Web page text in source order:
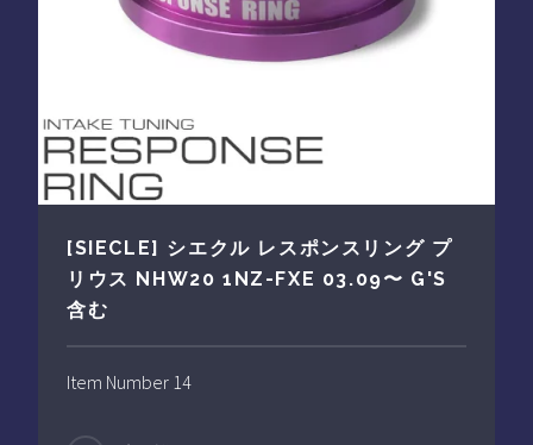
[SIECLE] シエクル レスポンスリング プ
リウス NHW20 1NZ-FXE 03.09〜 G'S
含む
Item Number 14